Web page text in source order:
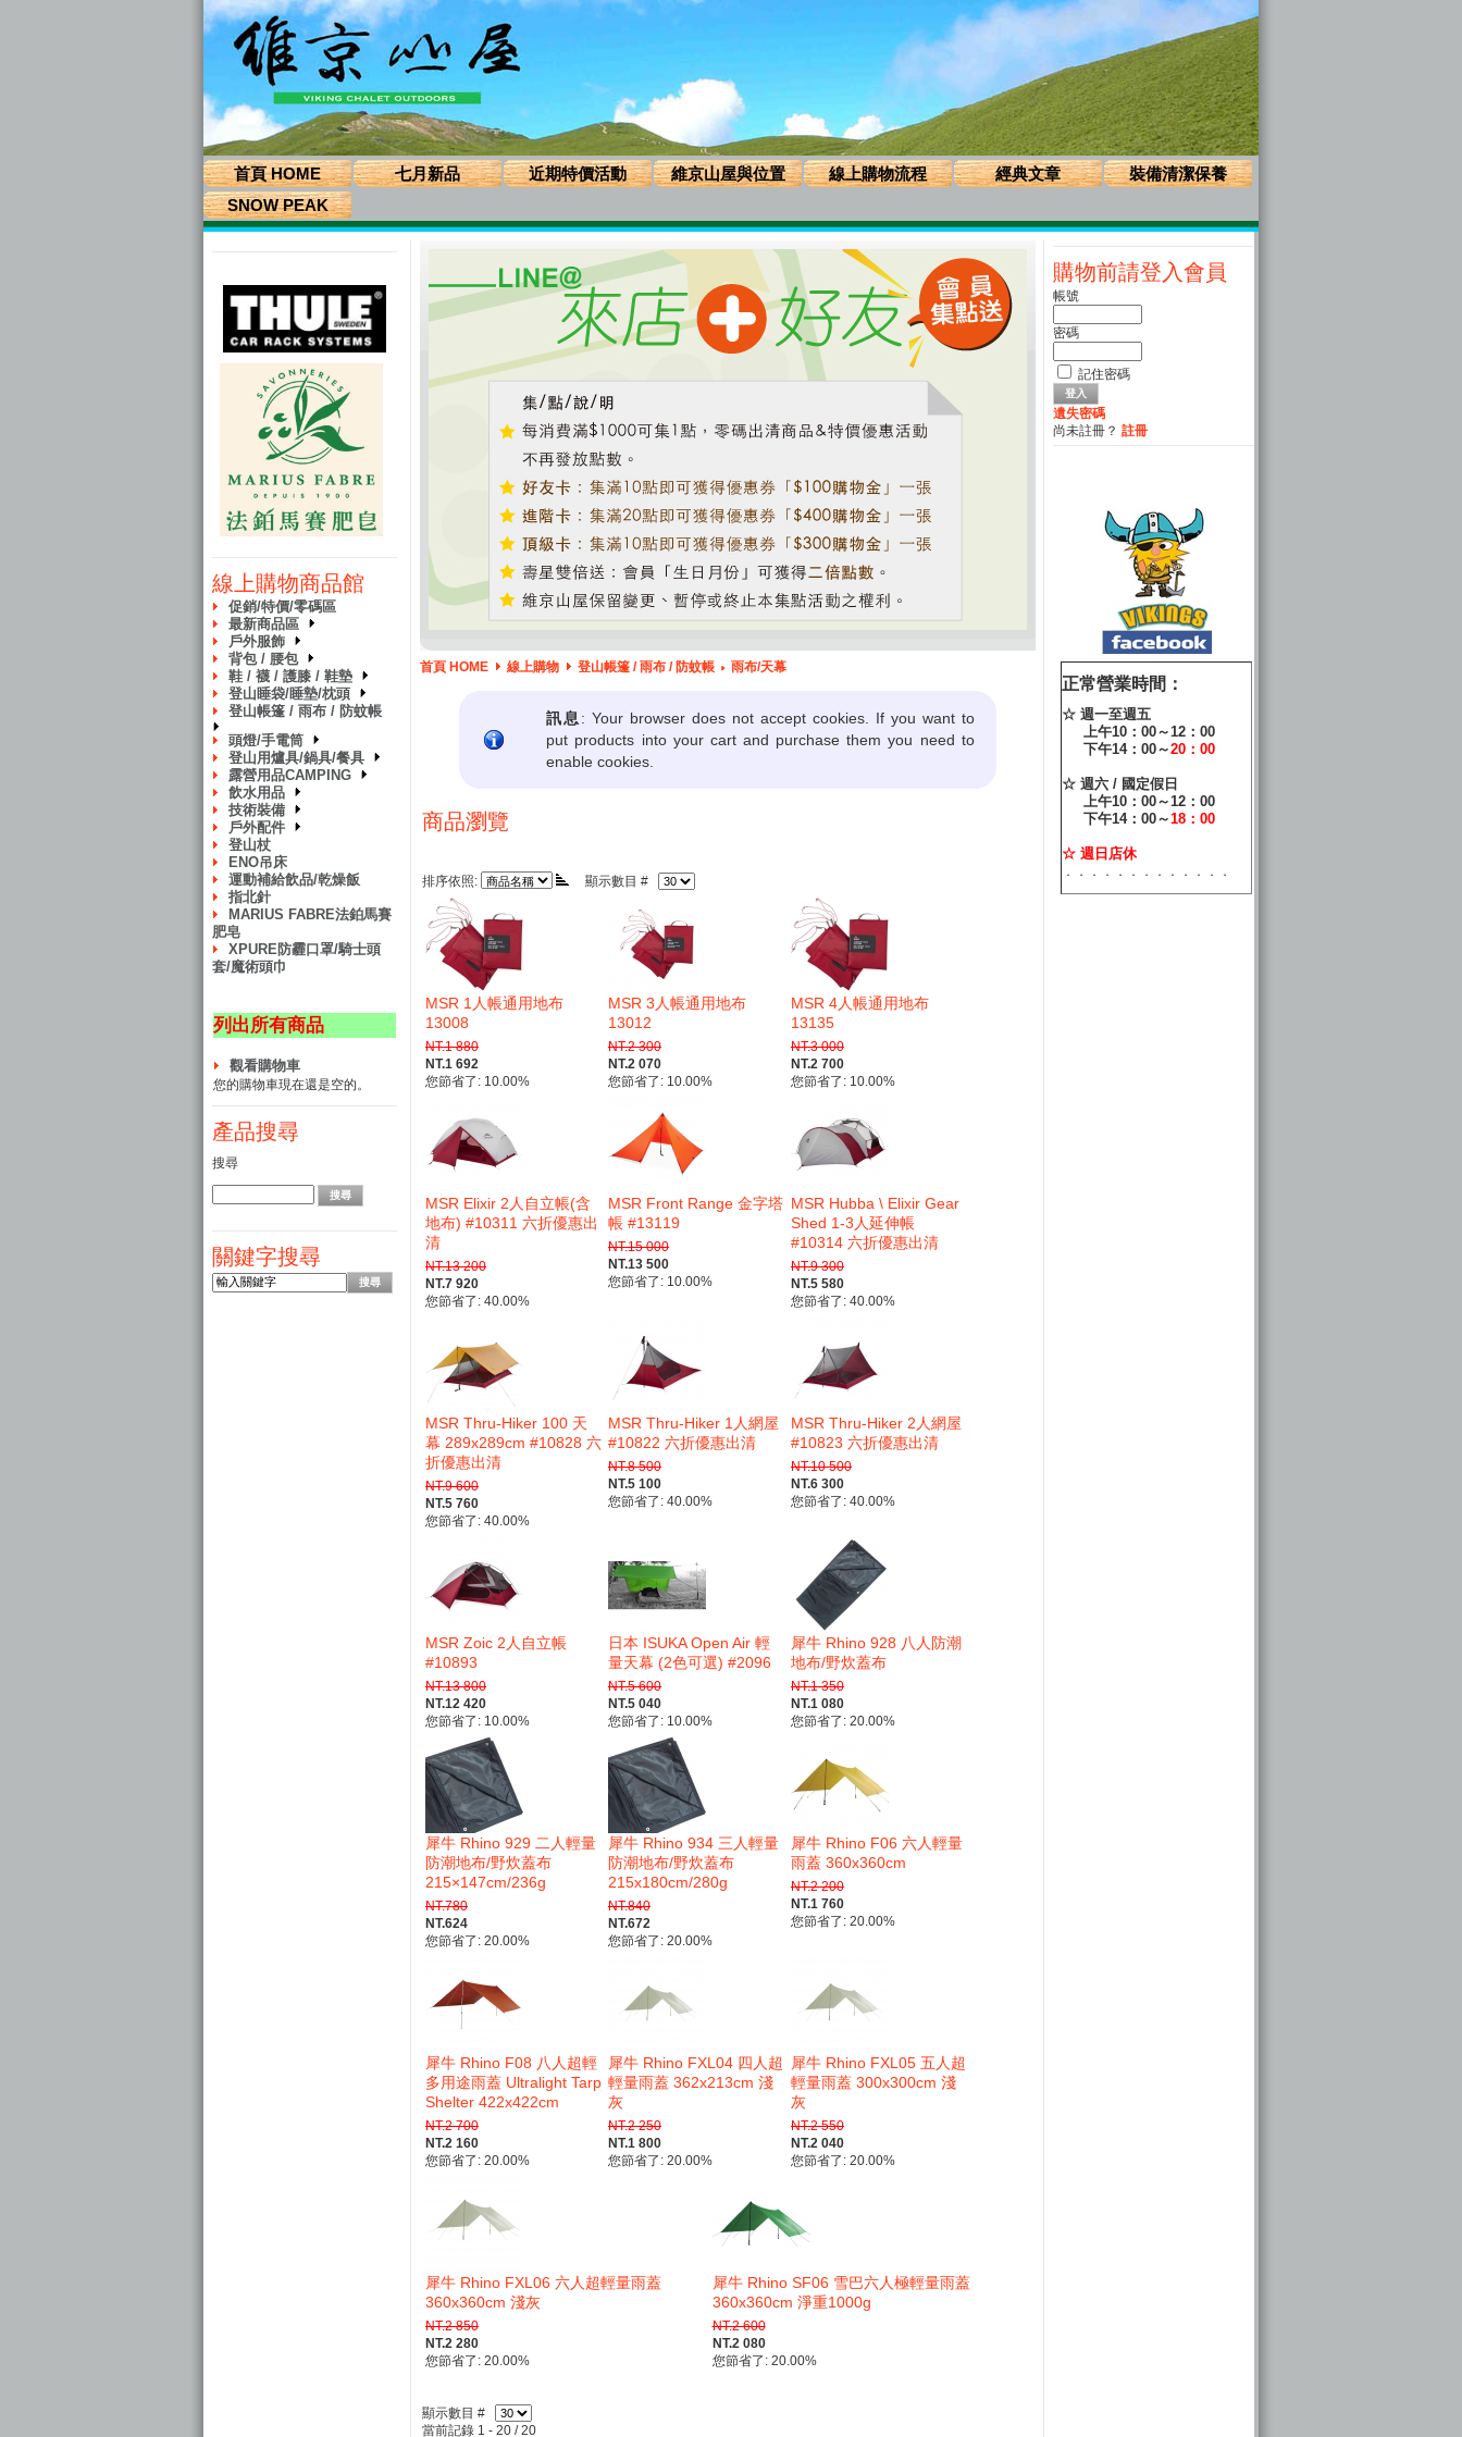
首頁 HOME 七月新品 近期特價活動 維京山屋與位置 線上購物流程 經典文章
裝備清潔保養
SNOW PEAK
線上購物商品館
促銷/特價/零碼區
最新商品區
戶外服飾
背包 / 腰包
鞋 / 襪 / 護膝 / 鞋墊
登山睡袋/睡墊/枕頭
登山帳篷 / 雨布 / 防蚊帳
頭燈/手電筒
登山用爐具/鍋具/餐具
露營用品CAMPING
飲水用品
技術裝備
戶外配件
登山杖
ENO吊床
運動補給飲品/乾燥飯
指北針
MARIUS FABRE法鉑馬賽
肥皂
XPURE防霾口罩/騎士頭
套/魔術頭巾
列出所有商品
觀看購物車
您的購物車現在還是空的。
產品搜尋
搜尋
關鍵字搜尋
首頁 HOME 線上購物 登山帳篷 / 雨布 / 防蚊帳 雨布/天幕
訊息 : Your browser does not accept cookies. If you want to
put products into your cart and purchase them you need to
enable cookies.
商品瀏覽
排序依照: 顯示數目 #
MSR 1人帳通用地布
13008
NT.1 880
NT.1 692
您節省了: 10.00%
MSR 3人帳通用地布
13012
NT.2 300
NT.2 070
您節省了: 10.00%
MSR 4人帳通用地布
13135
NT.3 000
NT.2 700
您節省了: 10.00%
MSR Elixir 2人自立帳(含
地布) #10311 六折優惠出
清
NT.13 200
NT.7 920
您節省了: 40.00%
MSR Front Range 金字塔
帳 #13119
NT.15 000
NT.13 500
您節省了: 10.00%
MSR Hubba \ Elixir Gear
Shed 1-3人延伸帳
#10314 六折優惠出清
NT.9 300
NT.5 580
您節省了: 40.00%
MSR Thru-Hiker 100 天
幕 289x289cm #10828 六
折優惠出清
NT.9 600
NT.5 760
您節省了: 40.00%
MSR Thru-Hiker 1人網屋
#10822 六折優惠出清
NT.8 500
NT.5 100
您節省了: 40.00%
MSR Thru-Hiker 2人網屋
#10823 六折優惠出清
NT.10 500
NT.6 300
您節省了: 40.00%
MSR Zoic 2人自立帳
#10893
NT.13 800
NT.12 420
您節省了: 10.00%
日本 ISUKA Open Air 輕
量天幕 (2色可選) #2096
NT.5 600
NT.5 040
您節省了: 10.00%
犀牛 Rhino 928 八人防潮
地布/野炊蓋布
NT.1 350
NT.1 080
您節省了: 20.00%
犀牛 Rhino 929 二人輕量
防潮地布/野炊蓋布
215×147cm/236g
NT.780
NT.624
您節省了: 20.00%
犀牛 Rhino 934 三人輕量
防潮地布/野炊蓋布
215x180cm/280g
NT.840
NT.672
您節省了: 20.00%
犀牛 Rhino F06 六人輕量
雨蓋 360x360cm
NT.2 200
NT.1 760
您節省了: 20.00%
犀牛 Rhino F08 八人超輕
多用途雨蓋 Ultralight Tarp
Shelter 422x422cm
NT.2 700
NT.2 160
您節省了: 20.00%
犀牛 Rhino FXL04 四人超
輕量雨蓋 362x213cm 淺
灰
NT.2 250
NT.1 800
您節省了: 20.00%
犀牛 Rhino FXL05 五人超
輕量雨蓋 300x300cm 淺
灰
NT.2 550
NT.2 040
您節省了: 20.00%
犀牛 Rhino FXL06 六人超輕量雨蓋
360x360cm 淺灰
NT.2 850
NT.2 280
您節省了: 20.00%
犀牛 Rhino SF06 雪巴六人極輕量雨蓋
360x360cm 淨重1000g
NT.2 600
NT.2 080
您節省了: 20.00%
顯示數目 #
當前記錄 1 - 20 / 20
購物前請登入會員
帳號
密碼
記住密碼
遺失密碼
尚未註冊？ 註冊
正常營業時間：
☆ 週一至週五
上午10：00～12：00
下午14：00～20：00
☆ 週六 / 國定假日
上午10：00～12：00
下午14：00～18：00
☆ 週日店休
．．．．．．．．．．．．．